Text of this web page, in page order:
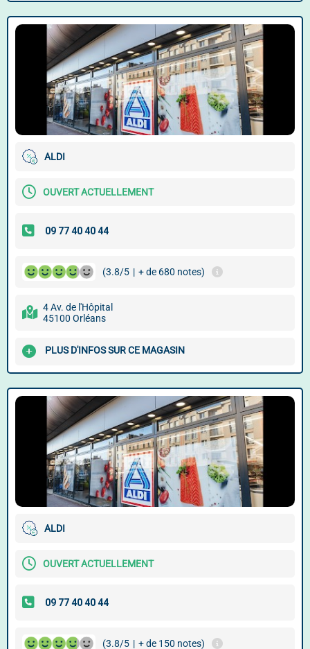
ALDI
OUVERT ACTUELLEMENT
(3.8/5 | + de 680 notes)
4 Av. de l'Hôpital
45100 Orléans
PLUS D'INFOS SUR CE MAGASIN
ALDI
OUVERT ACTUELLEMENT
(3.8/5 | + de 150 notes)